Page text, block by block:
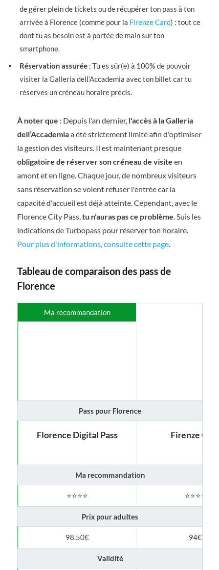
de gérer plein de tickets ou de récupérer ton pass à ton
arrivée à Florence (comme pour la Firenze Card) : tout ce
dont tu as besoin est à portée de main sur ton
smartphone.
Réservation assurée : Tu es sûr(e) à 100% de pouvoir
visiter la Galleria dell’Accademia avec ton billet car tu
réserves un créneau horaire précis.
À noter que : Depuis l'an dernier, l'accès à la Galleria
dell’Accademiaa été strictement limité afin d'optimiser
la gestion des visiteurs. Il est maintenant presque
obligatoire de réserver son créneau de visite en
amont et en ligne. Chaque jour, de nombreux visiteurs
sans réservation se voient refuser l'entrée car la
capacité d'accueil est déjà atteinte. Cependant, avec le
Florence City Pass, tu n’auras pas ce problème . Suis les
indications de Turbopass pour réserver ton horaire.
Pour plus d'informations, consulte cette page
Tableau de comparaison des pass de
Florence
Ma recommandation
Pass pour Florence
Florence Digital Pass Firenze
Ma recommandation
⭐⭐⭐⭐ ⭐⭐⭐⭐
Prix pour adultes
98,50€ 94€
Validité